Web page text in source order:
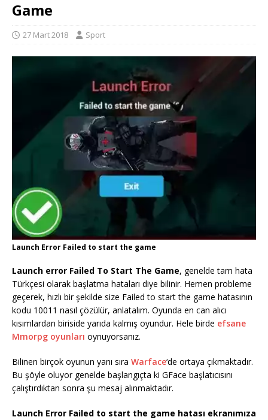
Game
27 Mart 2018 Sport
Launch Error Failed to start the game
Launch error Failed To Start The Game, genelde tam hata
Türkçesi olarak başlatma hataları diye bilinir. Hemen probleme
geçerek, hızlı bir şekilde size Failed to start the game hatasının
kodu 10011 nasıl çözülür, anlatalım. Oyunda en can alıcı
kısımlardan biriside yarıda kalmış oyundur. Hele birde efsane
Mmorpg oyunları oynuyorsanız.
Bilinen birçok oyunun yanı sıra Warface‘de ortaya çıkmaktadır.
Bu şöyle oluyor genelde başlangıçta ki GFace başlatıcısını
çalıştırdıktan sonra şu mesaj alınmaktadır.
Launch Error Failed to start the game hatası ekranımıza